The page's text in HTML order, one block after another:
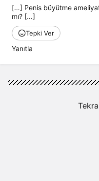
[…] Penis büyütme
mı? […]
Tepki Ver
Yanıtla